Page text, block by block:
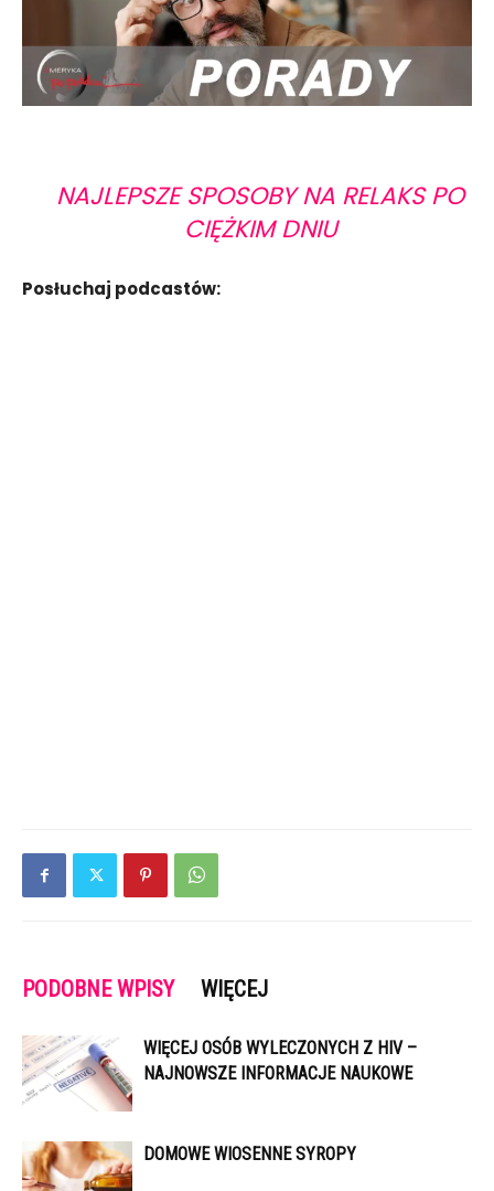
NAJLEPSZE SPOSOBY NA RELAKS PO
CIĘŻKIM DNIU
Posłuchaj podcastów:
PODOBNE WPISY WIĘCEJ
WIĘCEJ OSÓB WYLECZONYCH Z HIV –
NAJNOWSZE INFORMACJE NAUKOWE
DOMOWE WIOSENNE SYROPY